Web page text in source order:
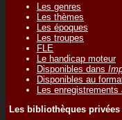
Les genres
Les thèmes
Les époques
Les troupes
FLE
Le handicap moteur
Disponibles dans
Disponibles au
Les enregistrements
Les bibliothèques privées